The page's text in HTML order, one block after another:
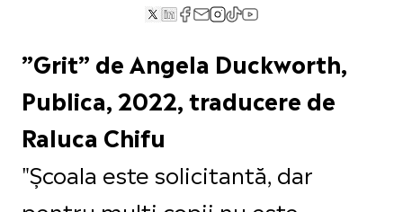
”Grit” de Angela Duckworth,
Publica, 2022, traducere de
Raluca Chifu
"Școala este solicitantă, dar